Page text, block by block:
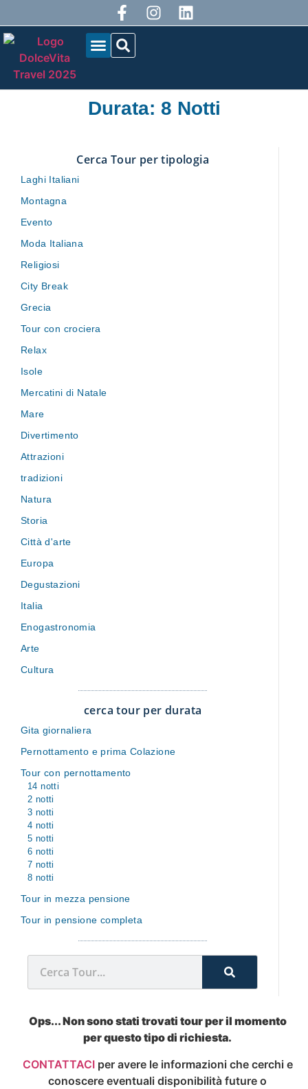
Durata: 8 Notti
Cerca Tour per tipologia
Laghi Italiani
Montagna
Evento
Moda Italiana
Religiosi
City Break
Grecia
Tour con crociera
Relax
Isole
Mercatini di Natale
Mare
Divertimento
Attrazioni
tradizioni
Natura
Storia
Città d'arte
Europa
Degustazioni
Italia
Enogastronomia
Arte
Cultura
cerca tour per durata
Gita giornaliera
Pernottamento e prima Colazione
Tour con pernottamento
14 notti
2 notti
3 notti
4 notti
5 notti
6 notti
7 notti
8 notti
Tour in mezza pensione
Tour in pensione completa
Ops... Non sono stati trovati tour per il momento
per questo tipo di richiesta.
CONTATTACIper avere le informazioni che cerchi e
conoscere eventuali disponibilità future o